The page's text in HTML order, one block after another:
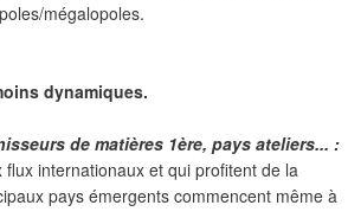
mégalopoles.
dynamiques.
de matières 1ère, pays ateliers... :
internationaux et qui profitent de la
pays émergents commencent même à